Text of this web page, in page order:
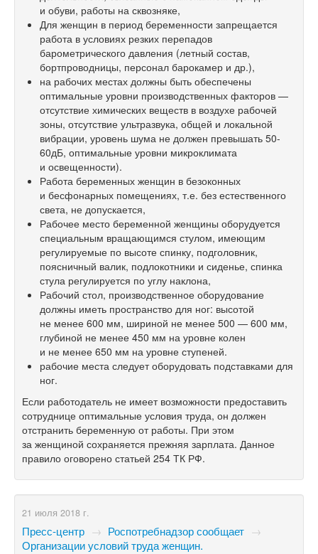
и обуви, работы на сквозняке,
Для женщин в период беременности запрещается
работа в условиях резких перепадов
барометрического давления (летный состав,
бортпроводницы, персонал барокамер и др.),
на рабочих местах должны быть обеспечены
оптимальные уровни производственных факторов —
отсутствие химических веществ в воздухе рабочей
зоны, отсутствие ультразвука, общей и локальной
вибрации, уровень шума не должен превышать 50-
60дБ, оптимальные уровни микроклимата
и освещенности).
Работа беременных женщин в безоконных
и бесфонарных помещениях, т.е. без естественного
света, не допускается,
Рабочее место беременной женщины оборудуется
специальным вращающимся стулом, имеющим
регулируемые по высоте спинку, подголовник,
поясничный валик, подлокотники и сиденье, спинка
стула регулируется по углу наклона,
Рабочий стол, производственное оборудование
должны иметь пространство для ног: высотой
не менее 600 мм, шириной не менее 500 — 600 мм,
глубиной не менее 450 мм на уровне колен
и не менее 650 мм на уровне ступеней.
рабочие места следует оборудовать подставками для
ног.
Если работодатель не имеет возможности предоставить
сотруднице оптимальные условия труда, он должен
отстранить беременную от работы. При этом
за женщиной сохраняется прежняя зарплата. Данное
правило оговорено статьей 254 ТК РФ.
21 июля 2018 г.
Пресс-центр → Роспотребнадзор сообщает →
Организации условий труда женщин.